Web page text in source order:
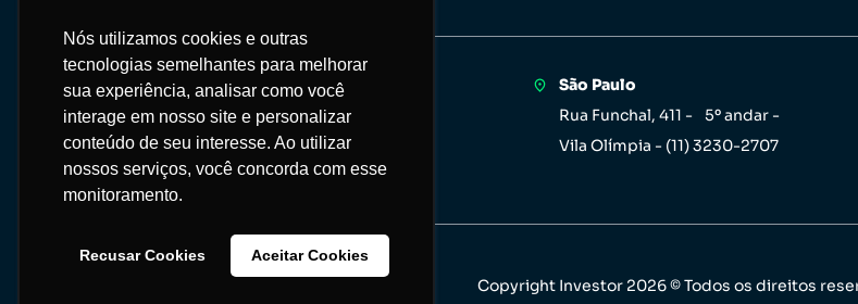
Nós utilizamos cookies e outras
tecnologias semelhantes para melhorar
sua experiência, analisar como você
interage em nosso site e personalizar
conteúdo de seu interesse. Ao utilizar
nossos serviços, você concorda com esse
monitoramento.
Recusar Cookies Aceitar Cookies
Nós utilizamos cookies e outras
tecnologias semelhantes para melhorar
sua experiência, analisar como você
interage em nosso site e personalizar
conteúdo de seu interesse. Ao utilizar
nossos serviços, você concorda com esse
monitoramento.
Recusar Cookies Aceitar Cookies
55 11 93099-4321
contato@grupoinvestor.com.br
São Paulo
Rua Funchal, 411 - 5º andar -
Vila Olímpia - (11) 3230-2707
Copyright Investor 2026 © Todos os direitos